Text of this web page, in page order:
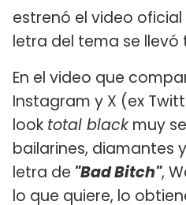
estrenó el video oficial
letra del tema se llevó
En el video que
Instagram y X (ex
look total blackmuy
bailarines, diamantes
letra de "Bad Bitch",
lo que quiere, lo